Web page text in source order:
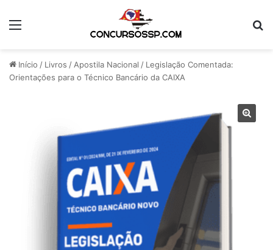
Menu
Início / Livros / Apostila Nacional / Legislação Comentada:
Orientações para o Técnico Bancário da CAIXA